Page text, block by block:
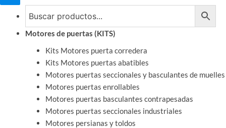
Motores de puertas (KITS)
Kits Motores puerta corredera
Kits Motores puertas abatibles
Motores puertas seccionales y basculantes de muelles
Motores puertas enrollables
Motores puertas basculantes contrapesadas
Motores puertas seccionales industriales
Motores persianas y toldos